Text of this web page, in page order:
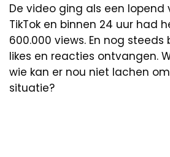
De video ging als een lopend
TikTok en binnen 24 uur had
600.000 views. En nog
likes en reacties ontvangen.
wie kan er nou niet lachen om
situatie?